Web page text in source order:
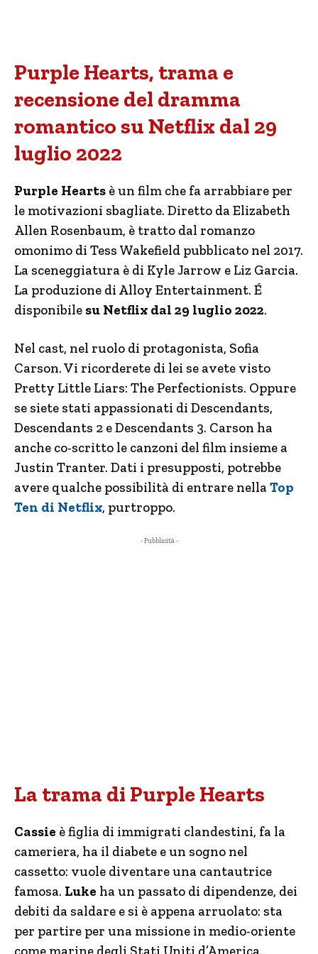
Purple Hearts, trama e
recensione del dramma
romantico su Netflix dal 29
luglio 2022
Purple Hearts è un film che fa arrabbiare per
le motivazioni sbagliate. Diretto da Elizabeth
Allen Rosenbaum, è tratto dal romanzo
omonimo di Tess Wakefield pubblicato nel 2017.
La sceneggiatura è di Kyle Jarrow e Liz Garcia.
La produzione di Alloy Entertainment. É
disponibile su Netflix dal 29 luglio 2022.
Nel cast, nel ruolo di protagonista, Sofia
Carson. Vi ricorderete di lei se avete visto
Pretty Little Liars: The Perfectionists. Oppure
se siete stati appassionati di Descendants,
Descendants 2 e Descendants 3. Carson ha
anche co-scritto le canzoni del film insieme a
Justin Tranter. Dati i presupposti, potrebbe
avere qualche possibilità di entrare nellaTop
Ten di Netflix, purtroppo.
- Pubblicità -
La trama di Purple Hearts
Cassie è figlia di immigrati clandestini, fa la
cameriera, ha il diabete e un sogno nel
cassetto: vuole diventare una cantautrice
famosa. Luke ha un passato di dipendenze, dei
debiti da saldare e si è appena arruolato: sta
per partire per una missione in medio-oriente